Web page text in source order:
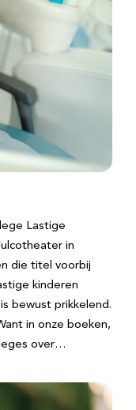
Lastige
in
die titel voorbij
kinderen
bewust prikkelend.
in onze boeken,
over…